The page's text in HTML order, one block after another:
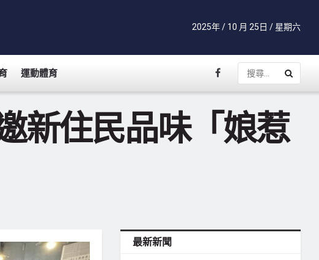
2025年 / 10 月 25日 / 星期六
運動體育
新住民品味「娘惹
最新新聞